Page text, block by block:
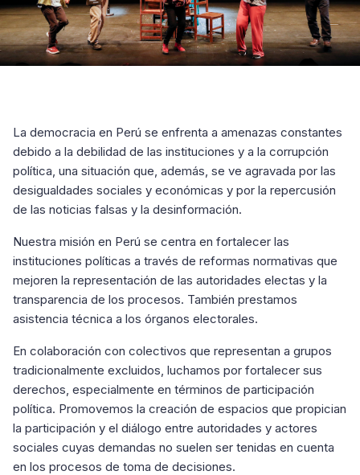
La democracia en Perú se enfrenta a amenazas constantes
debido a la debilidad de las instituciones y a la corrupción
política, una situación que, además, se ve agravada por las
desigualdades sociales y económicas y por la repercusión
de las noticias falsas y la desinformación.
Nuestra misión en Perú se centra en fortalecer las
instituciones políticas a través de reformas normativas que
mejoren la representación de las autoridades electas y la
transparencia de los procesos. También prestamos
asistencia técnica a los órganos electorales.
En colaboración con colectivos que representan a grupos
tradicionalmente excluidos, luchamos por fortalecer sus
derechos, especialmente en términos de participación
política. Promovemos la creación de espacios que propician
la participación y el diálogo entre autoridades y actores
sociales cuyas demandas no suelen ser tenidas en cuenta
en los procesos de toma de decisiones.